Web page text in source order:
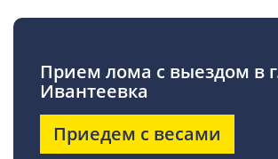
Прием лома с выездом в
Ивантеевка
Приедем с весами